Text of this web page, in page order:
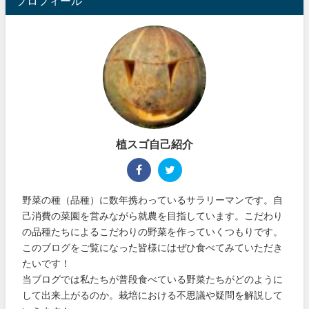
植スゴ自己紹介
野菜の種（品種）に数年携わっているサラリーマンです。自
己消費の菜園を営みながら就農を目指しています。こだわり
の品種たちによるこだわりの野菜を作っていくつもりです。
このブログをご覧になった皆様にはぜひ食べてみていただき
たいです！
当ブログでは私たちが普段食べている野菜たちがどのように
して出来上がるのか。栽培における不思議や疑問を解説して